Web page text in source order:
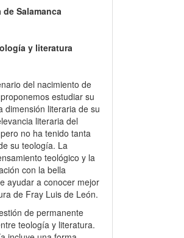
Salamanca
y literatura
del nacimiento de
estudiar su
dimensión literaria de su
literaria del
no ha tenido tanta
su teología. La
teológico y la
con la bella
ayudar a conocer mejor
de Fray Luis de León.
de permanente
teología y literatura.